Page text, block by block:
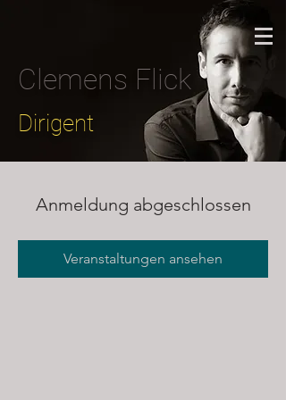
Clemens Flick
Dirigent
Anmeldung abgeschlossen
Veranstaltungen ansehen